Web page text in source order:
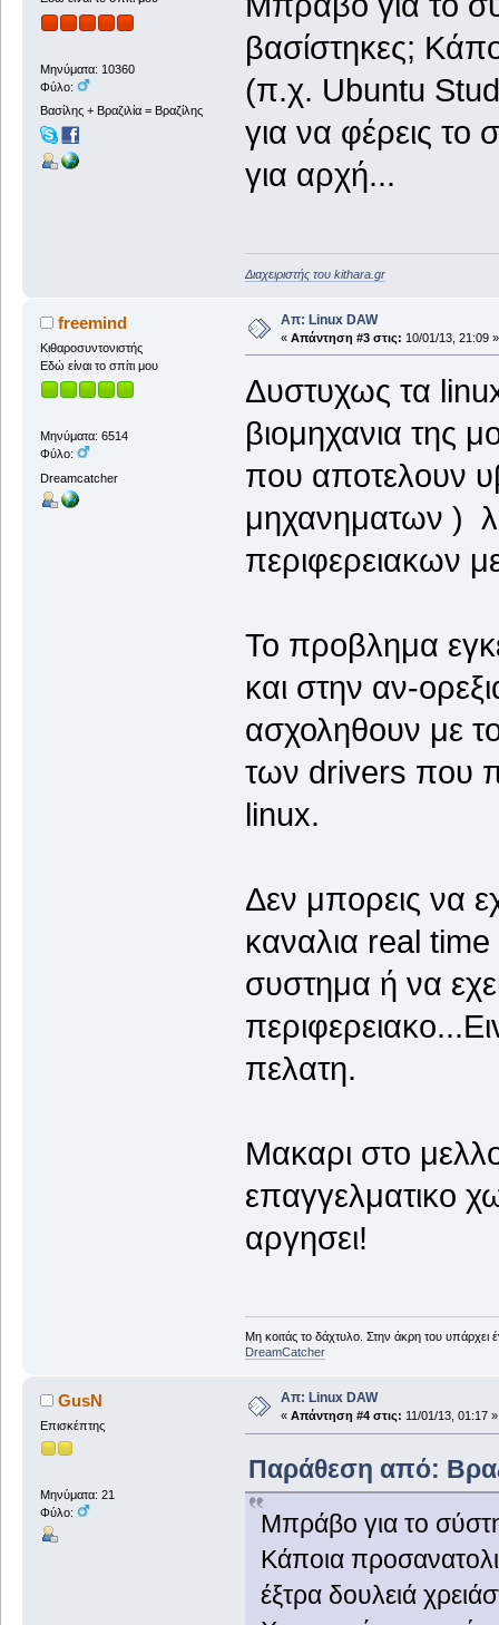
Μηνύματα: 10360
Φύλο:
Βασίλης + Βραζιλία = Βραζίλης
βασίστηκες;
(π.χ. Ubuntu
για να φέρεις
για αρχή...
Διαχειριστής του kithara.gr
freemind
Κιθαροσυντονιστής
Εδώ είναι το σπίτι μου
Μηνύματα: 6514
Φύλο:
Dreamcatcher
Απ: Linux DAW
« Απάντηση #3 στις: 10/01/13, 21:09 »
Δυστυχως τα
βιομηχανια της
που αποτελουν
μηχανηματων )
περιφερειακων
Το προβλημα
και στην αν-
ασχοληθουν με
των drivers που
linux.
Δεν μπορεις να
καναλια real
συστημα ή να
πελατη.
Μακαρι στο
επαγγελματικο
αργησει!
Μη κοιτάς το δάχτυλο. Στην άκρη του υπάρχει
DreamCatcher
GusN
Επισκέπτης
Μηνύματα: 21
Φύλο:
Απ: Linux DAW
« Απάντηση #4 στις: 11/01/13, 01:17 »
Παράθεση από:
Μπράβο για το
Κάποια
έξτρα δουλειά